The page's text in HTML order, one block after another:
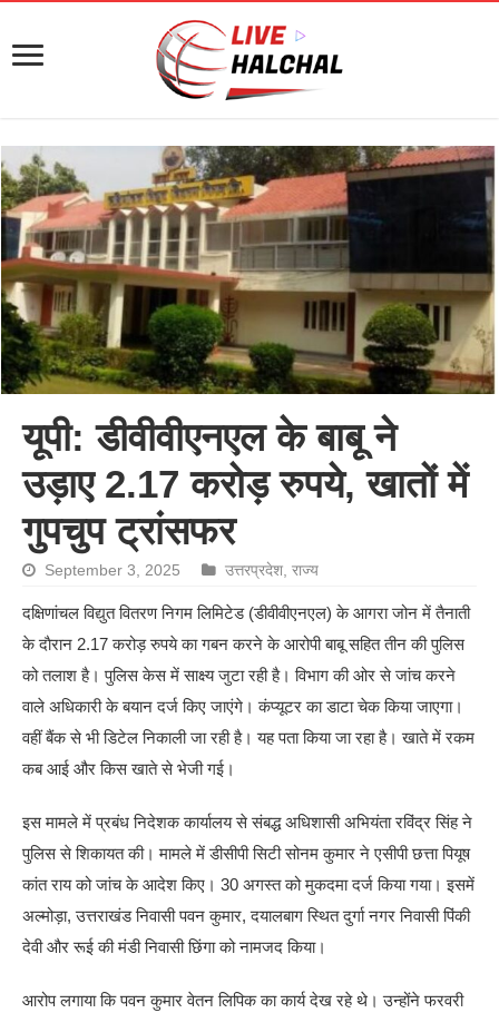
यूपी: डीवीवीएनएल के बाबू ने
उड़ाए 2.17 करोड़ रुपये, खातों में
गुपचुप ट्रांसफर
September 3, 2025 उत्तरप्रदेश ,राज्य
दक्षिणांचल विद्युत वितरण निगम लिमिटेड (डीवीवीएनएल) के आगरा जोन में तैनाती
के दाैरान 2.17 करोड़ रुपये का गबन करने के आरोपी बाबू सहित तीन की पुलिस
को तलाश है। पुलिस केस में साक्ष्य जुटा रही है। विभाग की ओर से जांच करने
वाले अधिकारी के बयान दर्ज किए जाएंगे। कंप्यूटर का डाटा चेक किया जाएगा।
वहीं बैंक से भी डिटेल निकाली जा रही है। यह पता किया जा रहा है। खाते में रकम
कब आई और किस खाते से भेजी गई।
इस मामले में प्रबंध निदेशक कार्यालय से संबद्ध अधिशासी अभियंता रविंद्र सिंह ने
पुलिस से शिकायत की। मामले में डीसीपी सिटी सोनम कुमार ने एसीपी छत्ता पियूष
कांत राय को जांच के आदेश किए। 30 अगस्त को मुकदमा दर्ज किया गया। इसमें
अल्मोड़ा, उत्तराखंड निवासी पवन कुमार, दयालबाग स्थित दुर्गा नगर निवासी पिंकी
देवी और रूई की मंडी निवासी छिंगा को नामजद किया।
आरोप लगाया कि पवन कुमार वेतन लिपिक का कार्य देख रहे थे। उन्होंने फरवरी